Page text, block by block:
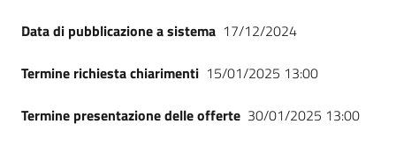
su
Data di pubblicazione a sistema 17/12/2024
Termine richiesta chiarimenti 15/01/2025 13:00
Termine presentazione delle offerte 30/01/2025 13:00